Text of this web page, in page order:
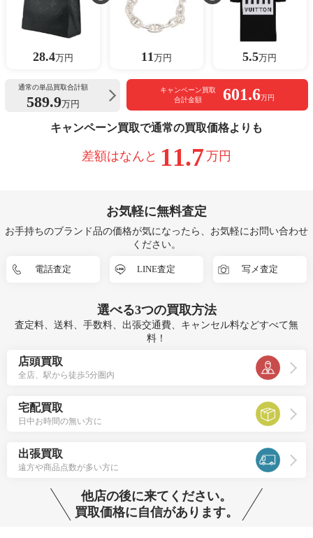
28.4万円 11 万円 5.5万円
通常の単品買取合計額
589.9万円
キャンペーン買取
合計金額
601.6万円
キャンペーン買取で通常の買取価格よりも
差額はなんと 11.7万円
お気軽に無料査定
お手持ちのブランド品の価格が気になったら、お気軽にお問い合わせ
ください。
電話査定 LINE査定 写メ査定
選べる3つの買取方法
査定料、送料、手数料、出張交通費、キャンセル料などすべて無
料！
店頭買取
全店、駅から徒歩5分圏内
宅配買取
日中お時間の無い方に
出張買取
遠方や商品点数が多い方に
他店の後に来てください。
買取価格に自信があります。